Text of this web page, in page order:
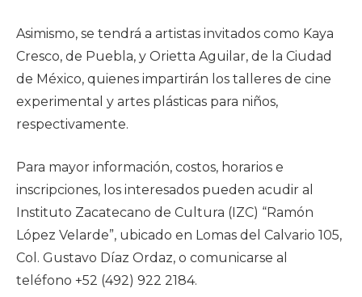
Asimismo, se tendrá a artistas invitados como Kaya
Cresco, de Puebla, y Orietta Aguilar, de la Ciudad
de México, quienes impartirán los talleres de cine
experimental y artes plásticas para niños,
respectivamente.
Para mayor información, costos, horarios e
inscripciones, los interesados pueden acudir al
Instituto Zacatecano de Cultura (IZC) “Ramón
López Velarde”, ubicado en Lomas del Calvario 105,
Col. Gustavo Díaz Ordaz, o comunicarse al
teléfono +52 (492) 922 2184.